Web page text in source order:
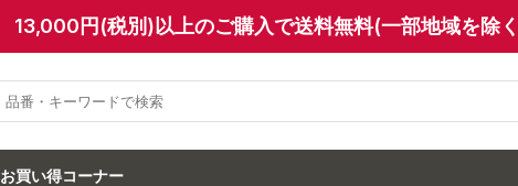
13,000円(税別)以上のご購入で送料無料(一部地域を除
お買い得コーナー